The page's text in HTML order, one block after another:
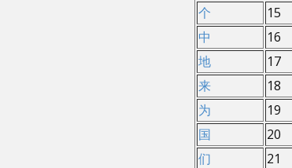
个
15
中
16
地
17
来
18
为
19
国
20
们
21